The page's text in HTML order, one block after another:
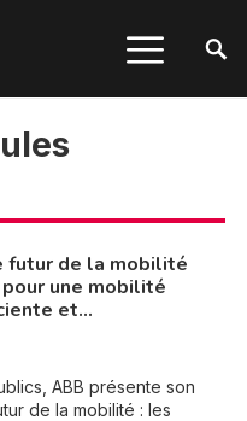
futur de la mobilité
une mobilité
et…
ABB présente son
de la mobilité : les